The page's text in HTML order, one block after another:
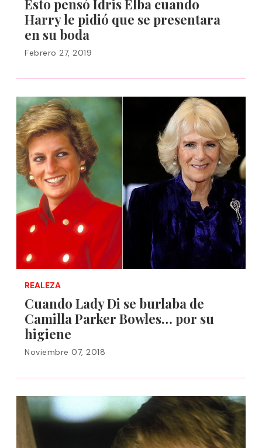
Esto pensó Idris Elba cuando
Harry le pidió que se presentara
en su boda
Febrero 27, 2019
REALEZA
Cuando Lady Di se burlaba de
Camilla Parker Bowles… por su
higiene
Noviembre 07, 2018